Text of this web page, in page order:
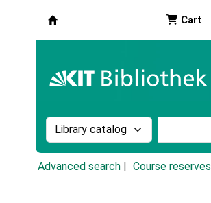
Cart
Search the catalog by:
Advanced search Course reserves